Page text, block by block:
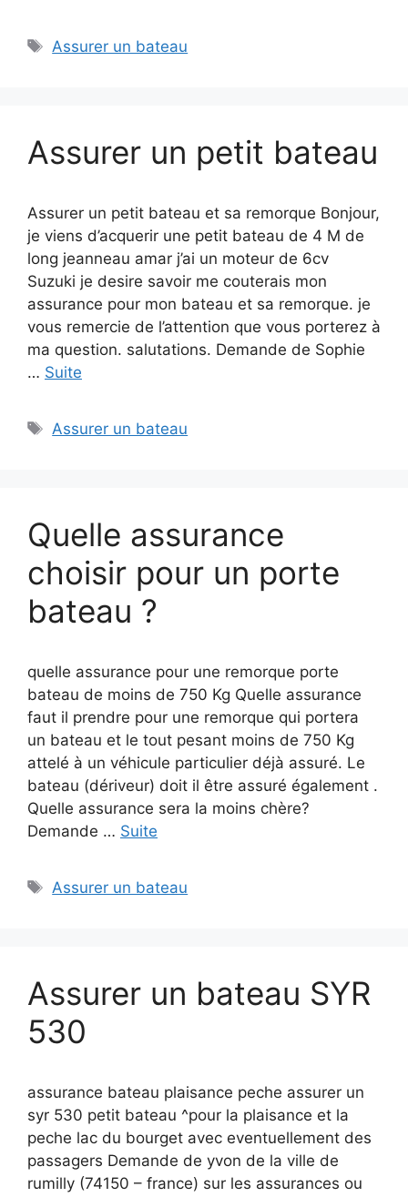
Étiquettes
Assurer un bateau
Assurer un petit bateau
Assurer un petit bateau et sa remorque Bonjour,
je viens d’acquerir une petit bateau de 4 M de
long jeanneau amar j’ai un moteur de 6cv
Suzuki je desire savoir me couterais mon
assurance pour mon bateau et sa remorque. je
vous remercie de l’attention que vous porterez à
ma question. salutations. Demande de Sophie
… Suite
Étiquettes
Assurer un bateau
Quelle assurance
choisir pour un porte
bateau ?
quelle assurance pour une remorque porte
bateau de moins de 750 Kg Quelle assurance
faut il prendre pour une remorque qui portera
un bateau et le tout pesant moins de 750 Kg
attelé à un véhicule particulier déjà assuré. Le
bateau (dériveur) doit il être assuré également .
Quelle assurance sera la moins chère?
Demande … Suite
Étiquettes
Assurer un bateau
Assurer un bateau SYR
530
assurance bateau plaisance peche assurer un
syr 530 petit bateau ^pour la plaisance et la
peche lac du bourget avec eventuellement des
passagers Demande de yvon de la ville de
rumilly (74150 – france) sur les assurances ou